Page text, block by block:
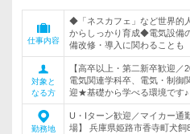
仕事内容
◆「ネスカフェ」など世界的
からしっかり育成◆電気設備
備改修・導入に関わることも
対象と
なる方
【高卒以上・第二新卒歓迎／
電気関連学科卒、電気・制御
迎★基礎から学べる環境です♪
勤務地
U・Iターン歓迎／マイカー通
場】 兵庫県姫路市香寺町犬飼